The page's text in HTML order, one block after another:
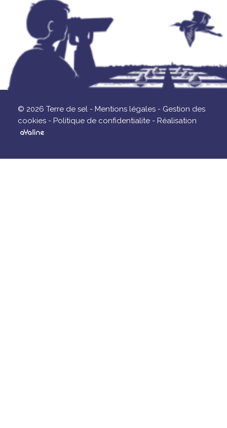
© 2026 Terre de sel - Mentions légales - Gestion des
cookies - Politique de confidentialite - Réalisation